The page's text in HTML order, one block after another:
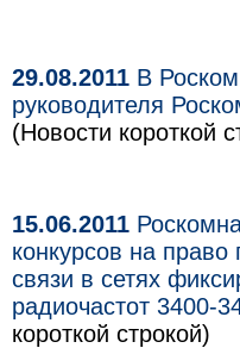
29.08.2011 В
руководителя
(Новости короткой
15.06.2011
конкурсов на право
связи в сетях
радиочастот 3400-
короткой строкой)